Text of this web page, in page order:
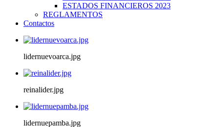
ESTADOS FINANCIEROS 2023
REGLAMENTOS
Contactos
lidernuevoarca.jpg
reinalider.jpg
lidernuepamba.jpg